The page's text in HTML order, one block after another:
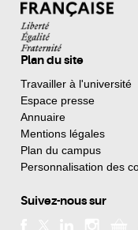
Plan du site
Travailler à l'université
Espace presse
Annuaire
Mentions légales
Plan du campus
Personnalisation des
Suivez-nous sur